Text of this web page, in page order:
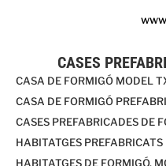
CASES
CASA DE FORMIGÓ MODEL
CASA DE FORMIGÓ
CASES PREFABRICADES DE
HABITATGES
HABITATGES DE FORMIGÓ,